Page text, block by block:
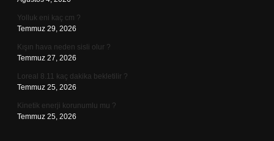
Yolluk eni kaç cm ?
Temmuz 29, 2026
Kışın hava neden sisli olur ?
Temmuz 27, 2026
Loreal 8.11 kaç dakika bekletilir ?
Temmuz 25, 2026
Kinetik enerji korunumlu mu ?
Temmuz 25, 2026